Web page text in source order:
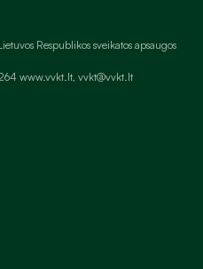
Respublikos sveikatos apsaugos
www.vvkt.lt, vvkt@vvkt.lt